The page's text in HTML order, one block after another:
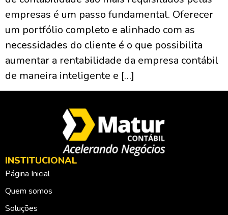
empresas é um passo fundamental. Oferecer
um portfólio completo e alinhado com as
necessidades do cliente é o que possibilita
aumentar a rentabilidade da empresa contábil
de maneira inteligente e […]
INSTITUCIONAL
Página Inicial
Quem somos
Soluções